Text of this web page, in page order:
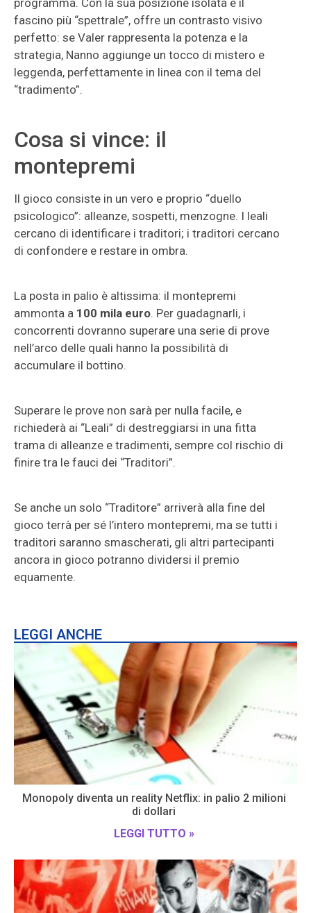
programma. Con la sua posizione isolata e il
fascino più “spettrale”, offre un contrasto visivo
perfetto: se Valer rappresenta la potenza e la
strategia, Nanno aggiunge un tocco di mistero e
leggenda, perfettamente in linea con il tema del
“tradimento”.
Cosa si vince: il
montepremi
Il gioco consiste in un vero e proprio “duello
psicologico”: alleanze, sospetti, menzogne. I leali
cercano di identificare i traditori; i traditori cercano
di confondere e restare in ombra.
La posta in palio è altissima: il montepremi
ammonta a 100 mila euro. Per guadagnarli, i
concorrenti dovranno superare una serie di prove
nell’arco delle quali hanno la possibilità di
accumulare il bottino.
Superare le prove non sarà per nulla facile, e
richiederà ai “Leali” di destreggiarsi in una fitta
trama di alleanze e tradimenti, sempre col rischio di
finire tra le fauci dei “Traditori”.
Se anche un solo “Traditore” arriverà alla fine del
gioco terrà per sé l’intero montepremi, ma se tutti i
traditori saranno smascherati, gli altri partecipanti
ancora in gioco potranno dividersi il premio
equamente.
LEGGI ANCHE
Monopoly diventa un reality Netflix: in palio 2 milioni
di dollari
LEGGI TUTTO »